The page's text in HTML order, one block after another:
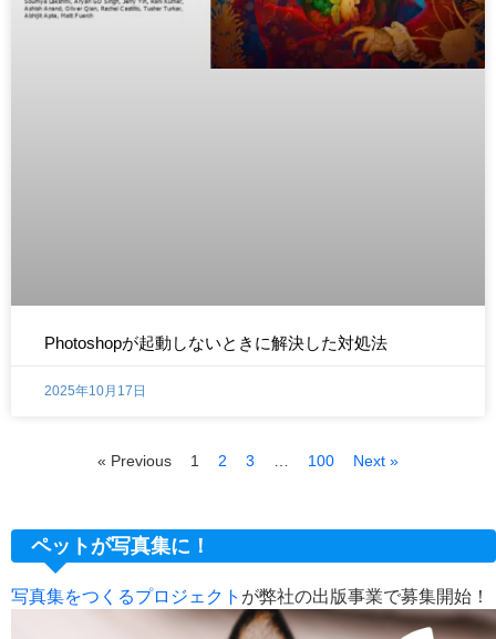
Photoshopが起動しないときに解決した対処法
2025年10月17日
« Previous 1 2 3 100 Next »
ペットが写真集に！
写真集をつくるプロジェクト が弊社の出版事業で募集開始！